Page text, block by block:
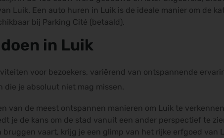
Luik. Een auto huren in Luik is de ideale manier om de
bij Parking Cité (betaald).
in Luik
voor bezoekers, variërend van ontspannende
je absoluut niet mag missen.
van de meest ontspannen manieren om Luik te
je de kans om de stad vanuit een ander perspectief te
vaart, krijg je een glimp van het rijke erfgoed van